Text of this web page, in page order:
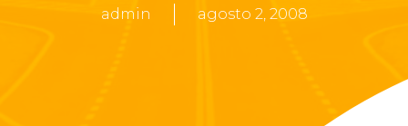
admin agosto 2, 2008